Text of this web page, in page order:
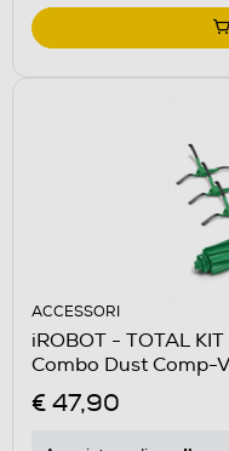
ACCESSORI
iROBOT - TOTAL
Combo Dust Comp-
€ 47,90